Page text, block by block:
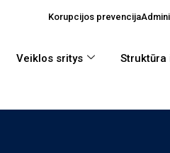
Korupcijos prevencija
Veiklos sritys Struktūra